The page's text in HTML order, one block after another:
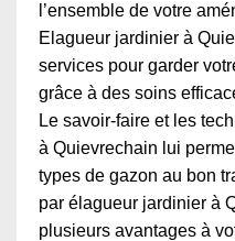
l’ensemble de votre
Elagueur jardinier à
services pour garder
grâce à des soins
Le savoir-faire et les
à Quievrechain lui
types de gazon au bon
par élagueur jardinier à
plusieurs avantages à